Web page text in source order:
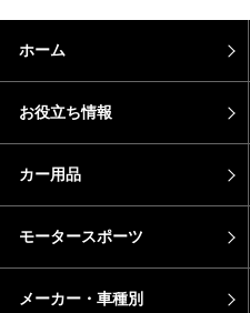
ホーム
お役立ち情報
カー用品
モータースポーツ
メーカー・車種別